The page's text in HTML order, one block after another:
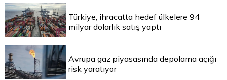
Türkiye, ihracatta hedef ülkelere 94
milyar dolarlık satış yaptı
Avrupa gaz piyasasında depolama açığı
risk yaratıyor